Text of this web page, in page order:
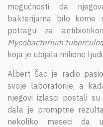
mogućnosti da
bakterijama bilo kome
potragu za
Mycobacterium
koja je ubijala milione ljudi.
Albert Šac je radio
svoje laboratorije, a
njegovi izlasci postali
dala je promptne
nekoliko meseci da